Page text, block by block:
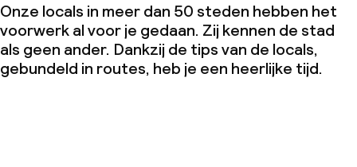
Onze locals in meer dan 50 steden hebben het
voorwerk al voor je gedaan. Zij kennen de stad
als geen ander. Dankzij de tips van de locals,
gebundeld in routes, heb je een heerlijke tijd.